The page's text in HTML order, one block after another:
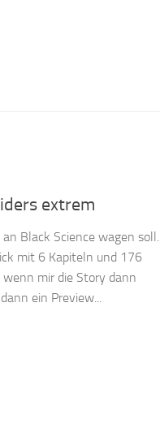
extrem
Black Science wagen soll.
mit 6 Kapiteln und 176
mir die Story dann
ein Preview...